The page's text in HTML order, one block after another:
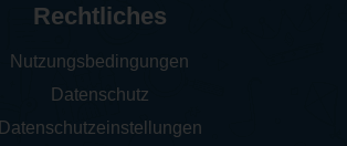
Rechtliches
Nutzungsbedingungen
Datenschutz
Datenschutzeinstellungen